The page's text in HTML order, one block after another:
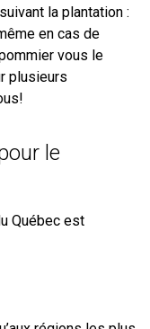
la plantation :
en cas de
vous le
plusieurs
le
Québec est